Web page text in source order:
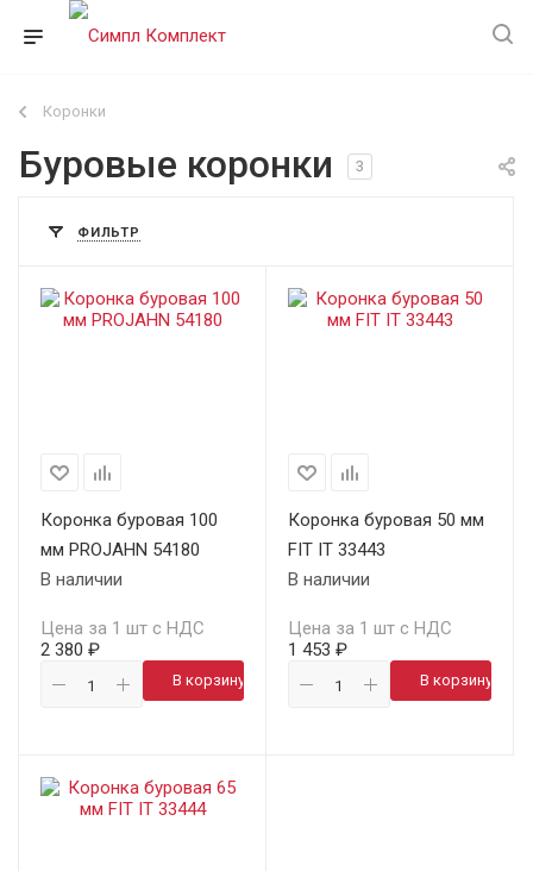
Коронки
Буровые коронки 3
ФИЛЬТР
Коронка буровая 100
мм PROJAHN 54180
В наличии
Цена за 1 шт с НДС
2 380 ₽
В корзину
Коронка буровая 50 мм
FIT IT 33443
В наличии
Цена за 1 шт с НДС
1 453 ₽
В корзину